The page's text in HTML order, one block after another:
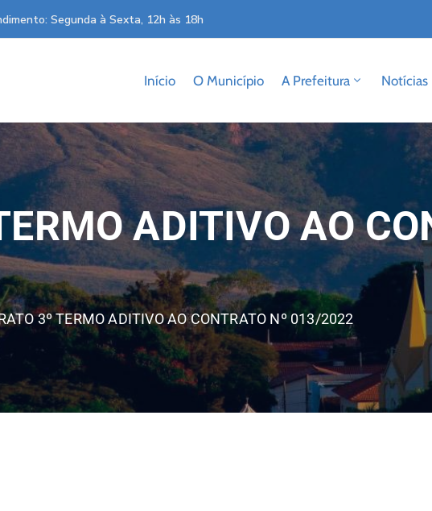
Segunda à Sexta, 12h às 18h
Início O Município A Prefeitura Notícias
ADITIVO AO
3º TERMO ADITIVO AO CONTRATO Nº 013/2022